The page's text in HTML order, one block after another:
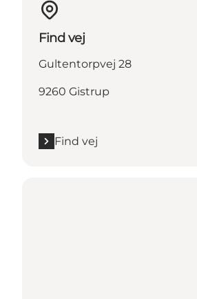
Find vej
Gultentorpvej 28
9260 Gistrup
Find vej